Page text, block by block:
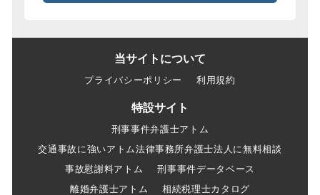
当サイトについて
プライバシーポリシー 利用規約
特設サイト
刑事事件弁護士アトム
交通事故に強いアトム法律事務所弁護士法人に無料相談
事故慰謝料アトム
刑事事件データベース
離婚弁護士アトム
相続税理士カタログ